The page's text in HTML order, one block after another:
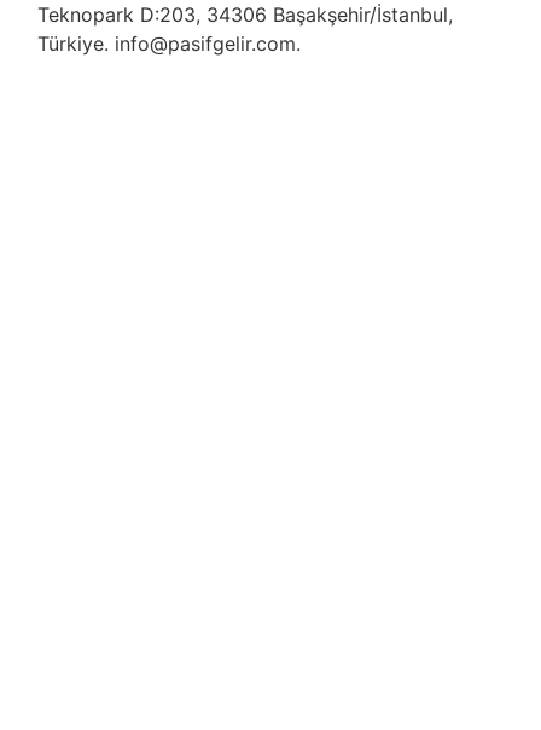
Teknopark D:203, 34306 Başakşehir/İstanbul,
Türkiye. info@pasifgelir.com.